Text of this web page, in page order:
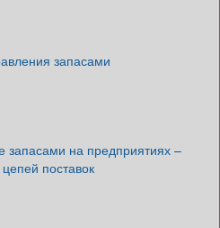
запасами
запасами на предприятиях –
поставок